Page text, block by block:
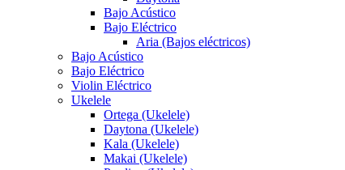
Bajo Acústico
Bajo Eléctrico
Aria (Bajos eléctricos)
Bajo Acústico
Bajo Eléctrico
Violin Eléctrico
Ukelele
Ortega (Ukelele)
Daytona (Ukelele)
Kala (Ukelele)
Makai (Ukelele)